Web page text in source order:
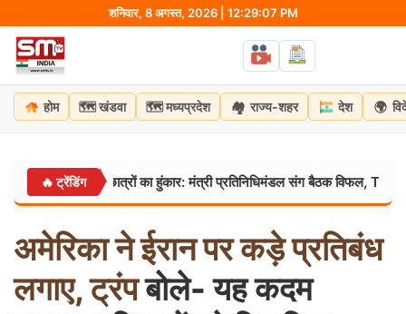
content
शनिवार, 8 अगस्त, 2026 | 12:29:08 PM
होम 🗺️ खंडवा 🗺️ मध्यप्रदेश 🏘️ राज्य-शहर देश 🌍
🔥 ट्रेंडिंग
में छात्रों का हुंकार: मंत्री प्रतिनिधिमंडल संग बैठक विफल, TDPL कंपनी को
अमेरिकानेईरानपरकड़ेप्रतिबंध
लगाए,ट्रंपबोले- यह कदम